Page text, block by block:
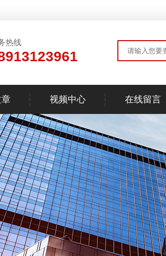
热线
视频中心 在线留言